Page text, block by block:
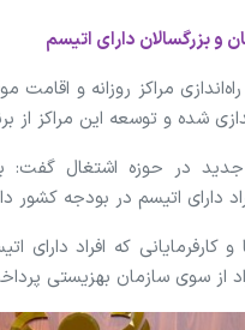
و بزرگسالان دارای اتیسم
شده و توسعه این مراکز
جدید در حوزه اشتغال گفت:
دارای اتیسم در بودجه
کارفرمایانی که افراد
از سوی سازمان بهزیستی